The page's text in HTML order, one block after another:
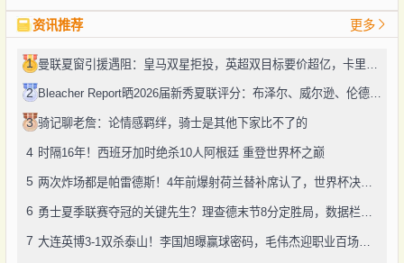
资讯推荐 更多
1
2 Bleacher Report晒2026届新秀夏联评分：布泽尔、威尔逊、伦德博格摘A
3 骑记聊老詹：论情感羁绊，骑士是其他下家比不了的
4 时隔16年！西班牙加时绝杀10人阿根廷 重登世界杯之巅
5 两次炸场都是帕雷德斯！4年前爆射荷兰替补席认了，世界杯决赛再演冲突
6
7 大连英博3-1双杀泰山！李国旭曝赢球密码，毛伟杰迎职业百场里程碑